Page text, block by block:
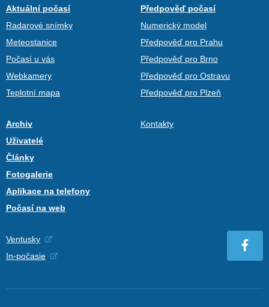
Aktuální počasí
Radarové snímky
Meteostanice
Počasí u vás
Webkamery
Teplotní mapa
Předpověď počasí
Numerický model
Předpověď pro Prahu
Předpověď pro Brno
Předpověď pro Ostravu
Předpověď pro Plzeň
Archiv
Uživatelé
Články
Fotogalerie
Aplikace na telefony
Počasí na web
Kontakty
Ventusky
In-počasie